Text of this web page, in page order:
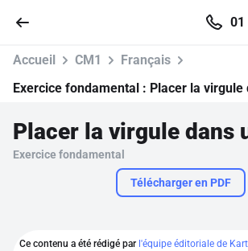
01
Accueil
Accueil CM1
Français
Exercice fondamental : Placer la virgule
Exercice fondamental
Télécharger en PDF
Ce contenu a été rédigé par l'équipe éditoriale de